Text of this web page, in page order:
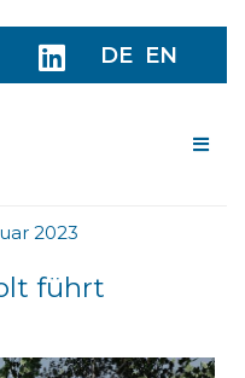
DE EN
2023
führt